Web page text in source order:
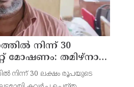
നിന്ന് 30
മോഷണം: തമിഴ്‌നാട്
നിന്ന് 30 ലക്ഷം രൂപയുടെ